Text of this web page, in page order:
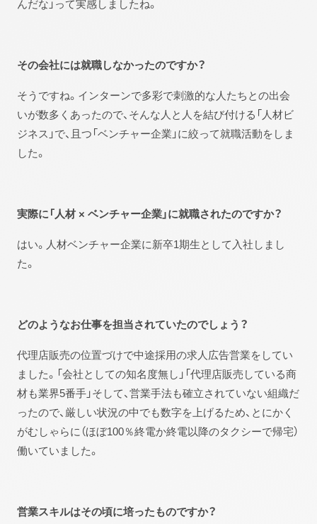
んだな」って実感しましたね。
その会社には就職しなかったのですか？
そうですね。インターンで多彩で刺激的な人たちとの出会
いが数多くあったので、そんな人と人を結び付ける「人材ビ
ジネス」で、且つ「ベンチャー企業」に絞って就職活動をしま
した。
実際に「人材 × ベンチャー企業」に就職されたのですか？
はい。人材ベンチャー企業に新卒1期生として入社しまし
た。
どのようなお仕事を担当されていたのでしょう？
代理店販売の位置づけで中途採用の求人広告営業をしてい
ました。「会社としての知名度無し」「代理店販売している商
材も業界5番手」そして、営業手法も確立されていない組織だ
ったので、厳しい状況の中でも数字を上げるため、とにかく
がむしゃらに（ほぼ100％終電か終電以降のタクシーで帰宅）
働いていました。
営業スキルはその頃に培ったものですか？